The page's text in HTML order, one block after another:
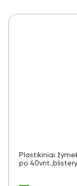
Plastikiniai
po